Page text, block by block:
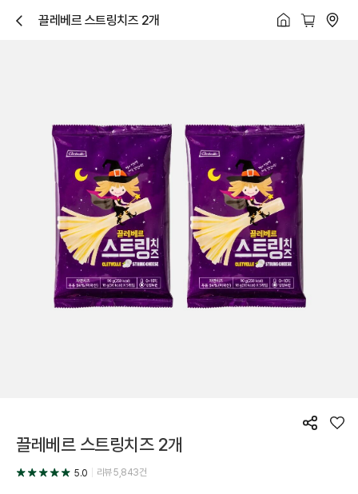
닫
끌레베르 스트링치즈 2개
공
좋
끌레베르 스트링치즈 2개
5.0 리뷰5,843건